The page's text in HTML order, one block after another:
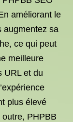
améliorant le
augmentez sa
ce qui peut
meilleure
URL et du
plus élevé
PHPBB